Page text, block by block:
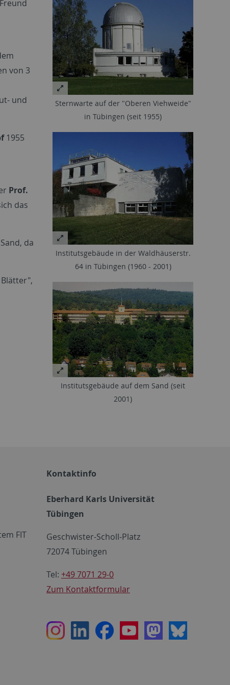
von 3
und
1955
Prof.
das
da
Sternwarte auf der "Oberen Viehweide"
in Tübingen (seit 1955)
Institutsgebäude in der Waldhäuserstr.
64 in Tübingen (1960 - 2001)
Institutsgebäude auf dem Sand (seit
2001)
FIT
Kontaktinfo
Eberhard Karls Universität
Tübingen
Geschwister-Scholl-Platz
72074 Tübingen
Tel: +49 7071 29-0
Zum Kontaktformular
InstagramLinkedInFacebookYoutubeMastodon
Bluesky